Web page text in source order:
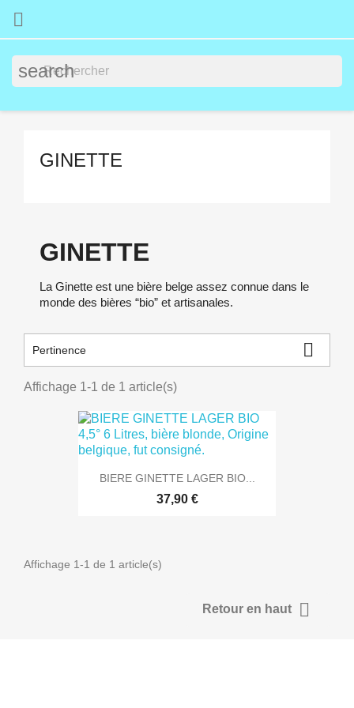

search
GINETTE
GINETTE
La Ginette est une bière belge assez connue dans le
monde des bières “bio” et artisanales.
Pertinence 
Affichage 1-1 de 1 article(s)
BIERE GINETTE LAGER BIO...
37,90 €
Affichage 1-1 de 1 article(s)
Retour en haut 